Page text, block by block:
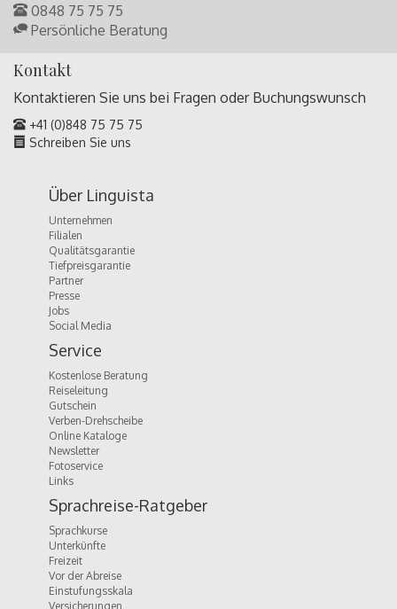
0848 75 75 75
Persönliche Beratung
Kontakt
Kontaktieren Sie uns bei Fragen oder Buchungswunsch
+41 (0)848 75 75 75
Schreiben Sie uns
Über Linguista
Unternehmen
Filialen
Qualitätsgarantie
Tiefpreisgarantie
Partner
Presse
Jobs
Social Media
Service
Kostenlose Beratung
Reiseleitung
Gutschein
Verben-Drehscheibe
Online Kataloge
Newsletter
Fotoservice
Links
Sprachreise-Ratgeber
Sprachkurse
Unterkünfte
Freizeit
Vor der Abreise
Einstufungsskala
Versicherungen